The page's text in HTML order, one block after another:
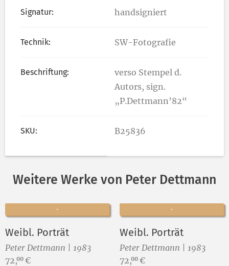
Signatur: handsigniert
Technik: SW-Fotografie
Beschriftung:
verso Stempel d.
Autors, sign.
„P.Dettmann’82“
SKU: B25836
Weitere Werke von Peter Dettmann
Weibl. Porträt
Peter Dettmann | 1983
Preis:
72,00 €
Weibl. Porträt
Peter Dettmann | 1983
Preis:
72,00 €